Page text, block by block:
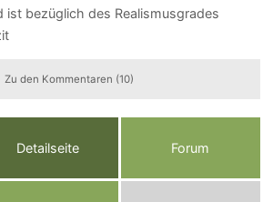
ist bezüglich des Realismusgrades
Zu den Kommentaren (10)
Detailseite Forum